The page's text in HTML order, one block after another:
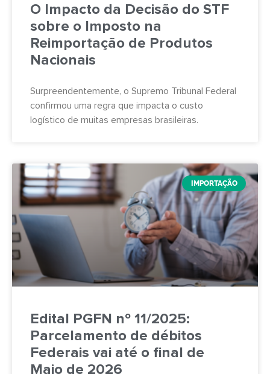
O Impacto da Decisão do STF
sobre o Imposto na
Reimportação de Produtos
Nacionais
Surpreendentemente, o Supremo Tribunal Federal
confirmou uma regra que impacta o custo
logístico de muitas empresas brasileiras.
IMPORTAÇÃO
Edital PGFN nº 11/2025:
Parcelamento de débitos
Federais vai até o final de
Maio de 2026